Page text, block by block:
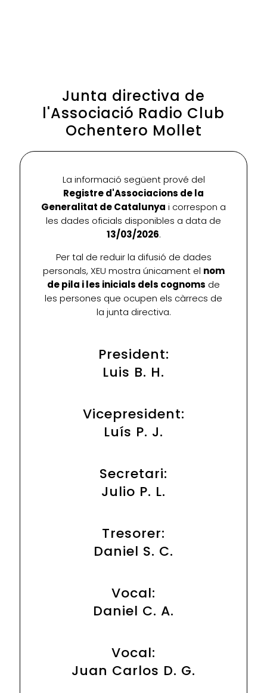
Junta directiva de
l'Associació Radio Club
Ochentero Mollet
La informació següent prové del
Registre d'Associacions de la
Generalitat de Catalunya i correspon a
les dades oficials disponibles a data de
13/03/2026.
Per tal de reduir la difusió de dades
personals, XEU mostra únicament el nom
de pila i les inicials dels cognoms de
les persones que ocupen els càrrecs de
la junta directiva.
President:
Luis B. H.
Vicepresident:
Luís P. J.
Secretari:
Julio P. L.
Tresorer:
Daniel S. C.
Vocal:
Daniel C. A.
Vocal:
Juan Carlos D. G.